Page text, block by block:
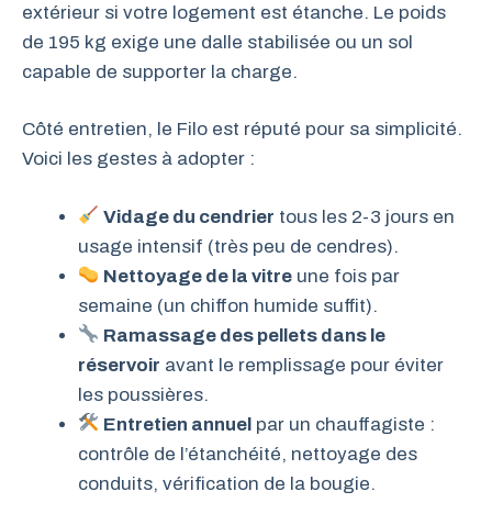
extérieur si votre logement est étanche. Le poids
de 195 kg exige une dalle stabilisée ou un sol
capable de supporter la charge.
Côté entretien, le Filo est réputé pour sa simplicité.
Voici les gestes à adopter :
Vidage du cendrier tous les 2-3 jours en
usage intensif (très peu de cendres).
Nettoyage de la vitre une fois par
semaine (un chiffon humide suffit).
Ramassage des pellets dans le
réservoir avant le remplissage pour éviter
les poussières.
Entretien annuel par un chauffagiste :
contrôle de l’étanchéité, nettoyage des
conduits, vérification de la bougie.